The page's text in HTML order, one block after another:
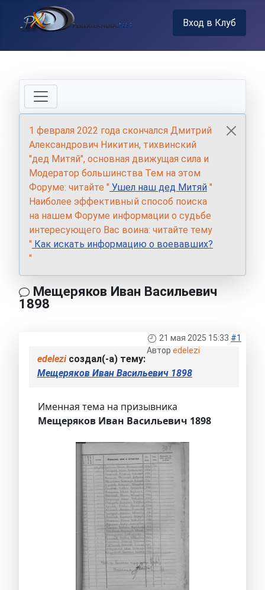
Вход в Клуб
1 февраля 2022 года скончался Дмитрий
Александрович Никитин, тихвинский
"дед Митяй", основная движущая сила и
Модератор большинства Тем на этом
Форуме: читайте " Ушел наш дед Митяй "
Наиболее эффективный способ поиска
на нашем Форуме информации о судьбе
интересующего Вас воина: читайте тему
" Как искать информацию о воевавших?
"
Мещеряков Иван Васильевич
1898
21 мая 2025 15:33 #1
Автор edelezi
edeleziсоздал(-а) тему:
Мещеряков Иван Васильевич 1898
Именная тема на призывника
Мещеряков Иван Васильевич 1898